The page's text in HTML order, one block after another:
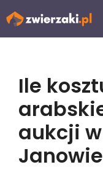
Przejdź
Ile
aukcji